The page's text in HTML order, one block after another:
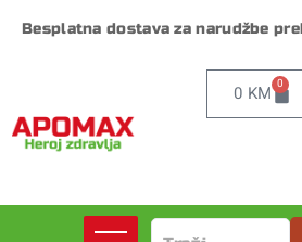
Besplatna dostava za narudžbe
0 KM 0